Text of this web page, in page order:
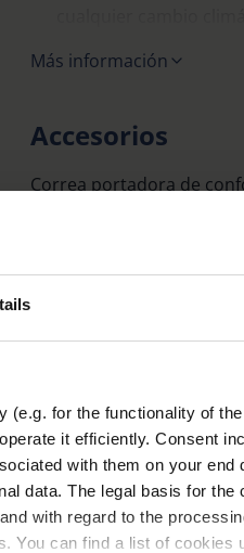
for the functionality of
it efficiently. Consent
with them on your end
data. The legal basis for the
with regard to the
You can find a list of cookies
El relleno de
Los oculares para
óptimo campo visual
Más información
Accesorios
Correa portadora de